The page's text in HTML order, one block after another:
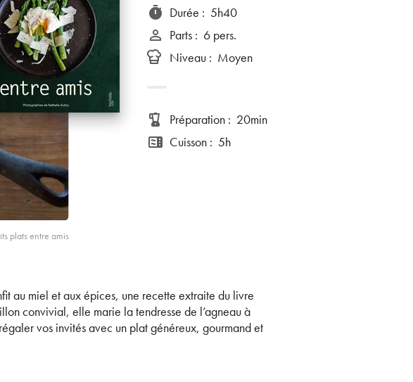
plats entre amis
timer Durée : 5h40
person_outline Parts: 6 pers.
Niveau: Moyen
blender Préparation: 20min
microwave Cuisson: 5h
au miel et aux épices, une recette extraite du livre
convivial, elle marie la tendresse de l’agneau à
vos invités avec un plat généreux, gourmand et